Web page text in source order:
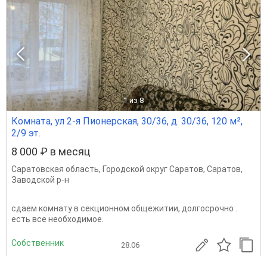
1 из 8
Комната, ул 2-я Пионерская, 30/36, д. 30/36, 120 м²,
2/9 эт.
8 000 ₽ в месяц
Саратовская область, Городской округ Саратов, Саратов,
Заводской р-н
сдаем комнату в секционном общежитии, долгосрочно .
есть все необходимое.
Собственник 28.06